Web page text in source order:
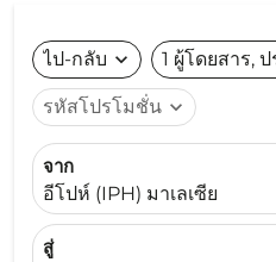
ไป-กลับ expand_more 1 ผู้โดยสาร,
รหัสโปรโมชั่น expand_more
จาก
อีโปห์ (IPH) มาเลเซีย
สู่